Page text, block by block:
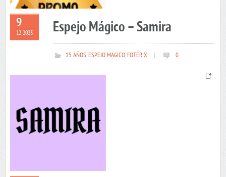
9
12 2023 Espejo Mágico – Samira
15 AÑOS,ESPEJO MAGICO,FOTERIX 0